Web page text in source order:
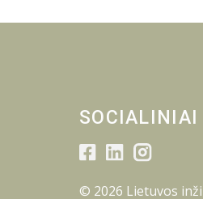
© 2026 Lietuvos